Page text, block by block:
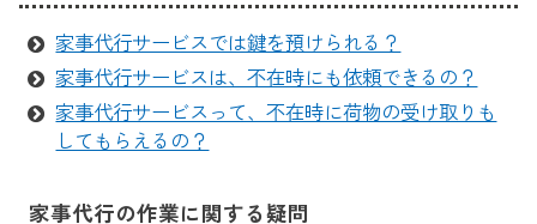
家事代行サービスでは鍵を預けられる？
家事代行サービスは、不在時にも依頼できるの？
家事代行サービスって、不在時に荷物の受け取りも
してもらえるの？
家事代行の作業に関する疑問